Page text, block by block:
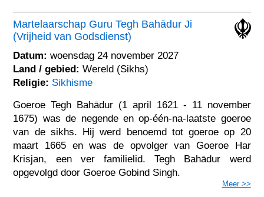
Martelaarschap Guru Tegh Bahādur Ji
(Vrijheid van Godsdienst)
Datum: woensdag 24 november 2027
Land / gebied: Wereld (Sikhs)
Religie: Sikhisme
Goeroe Tegh Bahādur (1 april 1621 - 11 november
1675) was de negende en op-één-na-laatste goeroe
van de sikhs. Hij werd benoemd tot goeroe op 20
maart 1665 en was de opvolger van Goeroe Har
Krisjan, een ver familielid. Tegh Bahādur werd
opgevolgd door Goeroe Gobind Singh.
Meer >>